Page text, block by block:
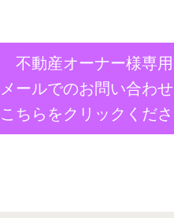
不動産オーナー様専用
メールでのお問い合わ
こちらをクリックくだ